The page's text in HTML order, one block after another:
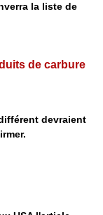
la liste de
de carbure
devraient